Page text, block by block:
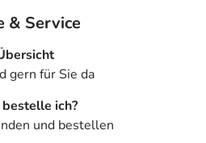
Sie mit Ihrem Arzt oder
Nutzen kann höher sein,
bei einer
& Service
gern für Sie da
ich?
und bestellen